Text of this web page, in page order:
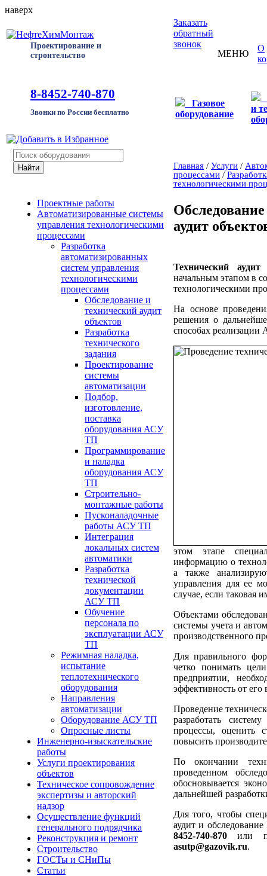
наверх
Проектирование и
строительство
8-8452-740-870
Звонки по России бесплатно
Заказать
обратный
звонок
МЕНЮ
О
Газовое
оборудование
и
Проектные работы
Автоматизированные системы
управления технологическими
процессами
Разработка
автоматизированных
систем управления
технологическими
процессами
Обследование и
технический аудит
объектов
Разработка
технического
задания
Проектирование
системы
автоматизации
Подбор,
изготовление,
поставка
оборудования АСУ
ТП
Программирование
и наладка
оборудования АСУ
ТП
Строительно-
монтажные работы
Пусконаладочные
работы АСУ ТП
Интеграция
локальных систем
автоматики
Разработка
технической
документации
АСУ ТП
Обучение
персонала по
эксплуатации АСУ
ТП
Режимная наладка,
испытание
теплотехнического
оборудования
Направления
автоматизации
Оборудование АСУ ТП
Опросные листы
Инженерно-изыскательские
работы
Услуги проектирования
объектов
Техническое сопровождение
экспертизы и авторский
надзор
Осуществление функций
генерального подрядчика
Реконструкция и ремонт
Строительство
ГОСТы и СНиПы
Статьи
Главная / Услуги /
процессами /
технологическими
аудит
Технический
начальным этапом в
технологическими
На основе
решения о
способах
этом этапе
информацию о
а также
управления для ее
случае, если таковая
Объектами
системы учета и
производственного
Для правильного
четко понимать
предприятии,
эффективность от его
Проведение
разработать
процессы, оценить
повысить
По окончании
проведенном
обосновывается
дальнейшей
Для того, чтобы
аудит и
8452-740-870 или
asutp@gazovik.ru.